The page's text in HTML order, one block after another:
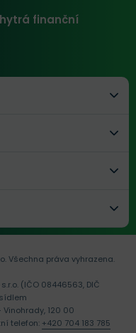
finanční
Všechna práva vyhrazena.
(IČO 08446563, DIČ
120 00
telefon: +420 704 183 785